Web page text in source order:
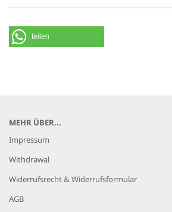
teilen
MEHR ÜBER...
Impressum
Withdrawal
Widerrufsrecht & Widerrufsformular
AGB